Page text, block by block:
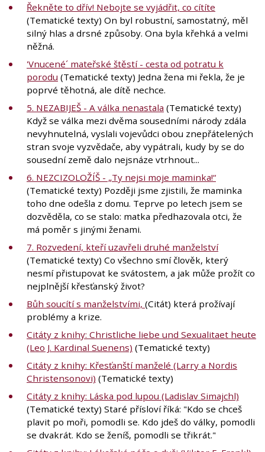
Řekněte to dřív! Nebojte se vyjádřit, co cítíte
(Tematické texty) On byl robustní, samostatný, měl
silný hlas a drsné způsoby. Ona byla křehká a velmi
něžná.
'Vnucené´ mateřské štěstí - cesta od potratu k
porodu (Tematické texty) Jedna žena mi řekla, že je
poprvé těhotná, ale dítě nechce.
5. NEZABIJEŠ - A válka nenastala (Tematické texty)
Když se válka mezi dvěma sousedními národy zdála
nevyhnutelná, vyslali vojevůdci obou znepřátelených
stran svoje vyzvědače, aby vypátrali, kudy by se do
sousední země dalo nejsnáze vtrhnout...
6. NEZCIZOLOŽÍŠ - „Ty nejsi moje maminka!“
(Tematické texty) Později jsme zjistili, že maminka
toho dne odešla z domu. Teprve po letech jsem se
dozvěděla, co se stalo: matka předhazovala otci, že
má poměr s jinými ženami.
7. Rozvedení, kteří uzavřeli druhé manželství
(Tematické texty) Co všechno smí člověk, který
nesmí přistupovat ke svátostem, a jak může prožít co
nejplnější křesťanský život?
Bůh soucítí s manželstvími, (Citát) která prožívají
problémy a krize.
Citáty z knihy: Christliche liebe und Sexualitaet heute
(Leo J. Kardinal Suenens) (Tematické texty)
Citáty z knihy: Křesťanští manželé (Larry a Nordis
Christensonovi) (Tematické texty)
Citáty z knihy: Láska pod lupou (Ladislav Simajchl)
(Tematické texty) Staré přísloví říká: "Kdo se chceš
plavit po moři, pomodli se. Kdo jdeš do války, pomodli
se dvakrát. Kdo se ženíš, pomodli se třikrát."